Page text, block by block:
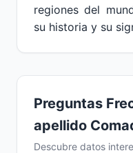
regiones del
su historia y su
Preguntas
apellido
Descubre datos